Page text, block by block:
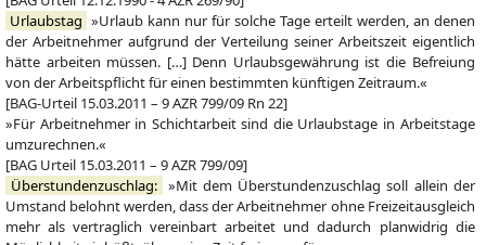
Urlaubstag »Urlaub kann nur für solche Tage erteilt werden, an denen
der Arbeitnehmer aufgrund der Verteilung seiner Arbeitszeit eigentlich
hätte arbeiten müssen. […] Denn Urlaubsgewährung ist die Befreiung
von der Arbeitspflicht für einen bestimmten künftigen Zeitraum.«
[BAG-Urteil 15.03.2011 – 9 AZR 799/09 Rn 22]
»Für Arbeitnehmer in Schichtarbeit sind die Urlaubstage in Arbeitstage
umzurechnen.«
[BAG Urteil 15.03.2011 – 9 AZR 799/09]
Überstundenzuschlag: »Mit dem Überstundenzuschlag soll allein der
Umstand belohnt werden, dass der Arbeitnehmer ohne Freizeitausgleich
mehr als vertraglich vereinbart arbeitet und dadurch planwidrig die